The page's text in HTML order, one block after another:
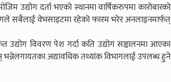
दर्ता भएको स्थानमा वार्षिकरुपमा कारोबारको
सबैलाई वेभसाइटमा रहेको फारम भरेर अनलाइनमार्फत्
उद्योग विवरण पेश गर्दा कति उद्योग सञ्चालनमा आएका
अद्यावधिक तथ्यांक विभागलाई उपलब्ध हुने